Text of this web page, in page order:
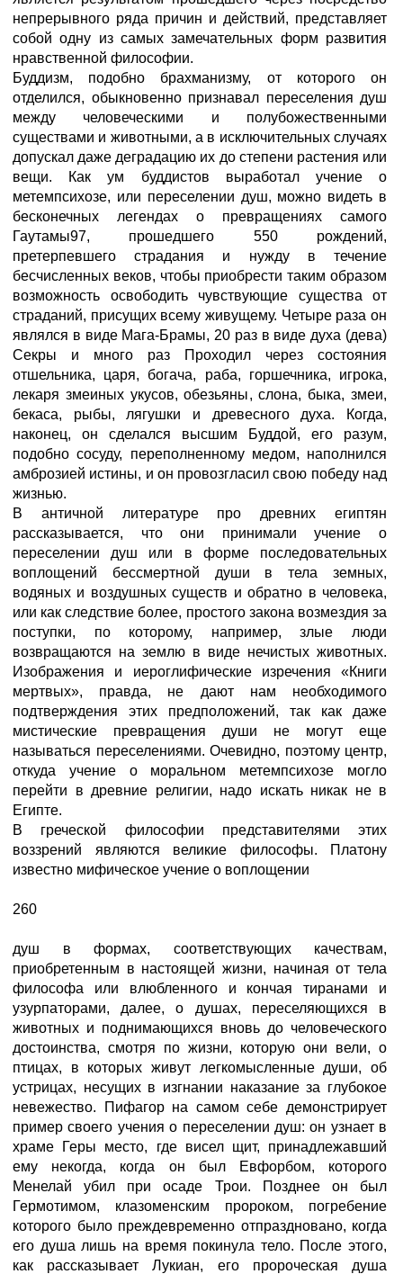
непрерывного ряда причин и действий, представляет
собой одну из самых замечательных форм развития
нравственной философии.
Буддизм, подобно брахманизму, от которого он
отделился, обыкновенно признавал переселения душ
между человеческими и полубожественными
существами и животными, а в исключительных случаях
допускал даже деградацию их до степени растения или
вещи. Как ум буддистов выработал учение о
метемпсихозе, или переселении душ, можно видеть в
бесконечных легендах о превращениях самого
Гаутамы97, прошедшего 550 рождений,
претерпевшего страдания и нужду в течение
бесчисленных веков, чтобы приобрести таким образом
возможность освободить чувствующие существа от
страданий, присущих всему живущему. Четыре раза он
являлся в виде Мага-Брамы, 20 раз в виде духа (дева)
Секры и много раз Проходил через состояния
отшельника, царя, богача, раба, горшечника, игрока,
лекаря змеиных укусов, обезьяны, слона, быка, змеи,
бекаса, рыбы, лягушки и древесного духа. Когда,
наконец, он сделался высшим Буддой, его разум,
подобно сосуду, переполненному медом, наполнился
амброзией истины, и он провозгласил свою победу над
жизнью.
В античной литературе про древних египтян
рассказывается, что они принимали учение о
переселении душ или в форме последовательных
воплощений бессмертной души в тела земных,
водяных и воздушных существ и обратно в человека,
или как следствие более, простого закона возмездия за
поступки, по которому, например, злые люди
возвращаются на землю в виде нечистых животных.
Изображения и иероглифические изречения «Книги
мертвых», правда, не дают нам необходимого
подтверждения этих предположений, так как даже
мистические превращения души не могут еще
называться переселениями. Очевидно, поэтому центр,
откуда учение о моральном метемпсихозе могло
перейти в древние религии, надо искать никак не в
Египте.
В греческой философии представителями этих
воззрений являются великие философы. Платону
известно мифическое учение о воплощении
260
душ в формах, соответствующих качествам,
приобретенным в настоящей жизни, начиная от тела
философа или влюбленного и кончая тиранами и
узурпаторами, далее, о душах, переселяющихся в
животных и поднимающихся вновь до человеческого
достоинства, смотря по жизни, которую они вели, о
птицах, в которых живут легкомысленные души, об
устрицах, несущих в изгнании наказание за глубокое
невежество. Пифагор на самом себе демонстрирует
пример своего учения о переселении душ: он узнает в
храме Геры место, где висел щит, принадлежавший
ему некогда, когда он был Евфорбом, которого
Менелай убил при осаде Трои. Позднее он был
Гермотимом, клазоменским пророком, погребение
которого было преждевременно отпраздновано, когда
его душа лишь на время покинула тело. После этого,
как рассказывает Лукиан, его пророческая душа